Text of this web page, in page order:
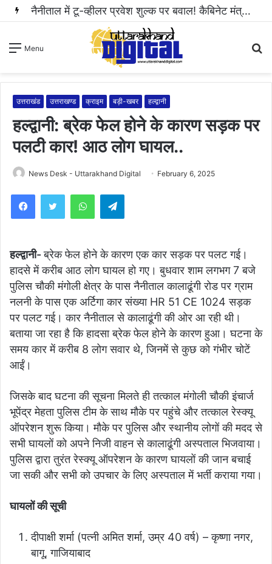
नैनीताल में टू-व्हीलर प्रवेश शुल्क पर बवाल! कैबिनेट मंत्री राम सिंह कैड़ा ने रुकवाई वसूली..
Menu
उत्तराखंड उत्तराखण्ड क्राइम बड़ी-खबर हल्द्वानी
हल्द्वानी: ब्रेक फेल होने के कारण सड़क पर
पलटी कार! आठ लोग घायल..
News Desk - Uttarakhand Digital February 6, 2025
WhatsAppTelegram
हल्द्वानी-ब्रेक फेल होने के कारण एक कार सड़क पर पलट गई।
हादसे में करीब आठ लोग घायल हो गए। बुधवार शाम लगभग 7 बजे
पुलिस चौकी मंगोली क्षेत्र के पास नैनीताल कालाढूंगी रोड पर ग्राम
नलनी के पास एक अर्टिगा कार संख्या HR 51 CE 1024 सड़क
पर पलट गई। कार नैनीताल से कालाढूंगी की ओर आ रही थी।
बताया जा रहा है कि हादसा ब्रेक फेल होने के कारण हुआ। घटना के
समय कार में करीब 8 लोग सवार थे, जिनमें से कुछ को गंभीर चोटें
आईं।
जिसके बाद घटना की सूचना मिलते ही तत्काल मंगोली चौकी इंचार्ज
भूपेंद्र मेहता पुलिस टीम के साथ मौके पर पहुंचे और तत्काल रेस्क्यू
ऑपरेशन शुरू किया। मौके पर पुलिस और स्थानीय लोगों की मदद से
सभी घायलों को अपने निजी वाहन से कालाढूंगी अस्पताल भिजवाया।
पुलिस द्वारा तुरंत रेस्क्यू ऑपरेशन के कारण घायलों की जान बचाई
जा सकी और सभी को उपचार के लिए अस्पताल में भर्ती कराया गया।
घायलों की सूची
दीपाक्षी शर्मा (पत्नी अमित शर्मा, उम्र 40 वर्ष) – कृष्णा नगर,
बागू, गाजियाबाद